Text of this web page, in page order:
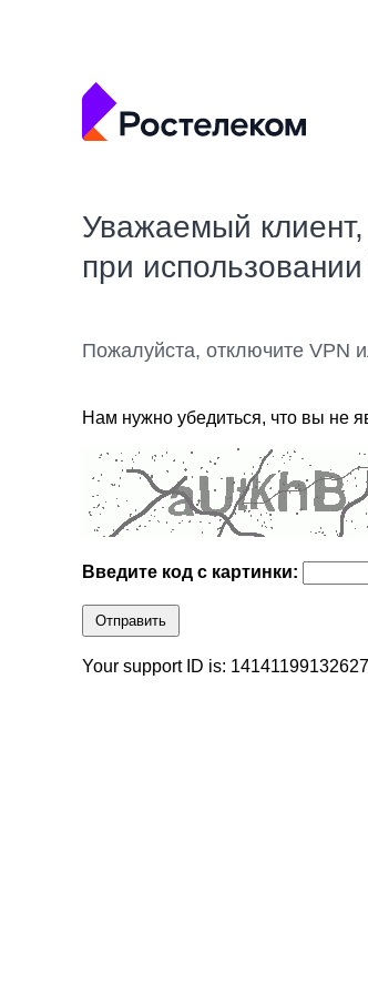
Уважаемый
при
Пожалуйста, отключите VPN
Нам нужно убедиться, что вы не
Введите код с картинки:
Отправить
Your support ID is: